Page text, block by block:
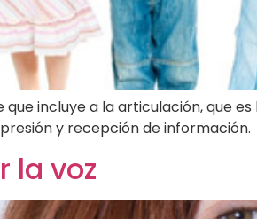
incluye a la articulación, que
y recepción de información.
la voz